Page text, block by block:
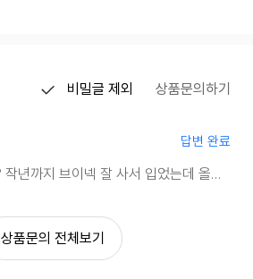
비밀글 제외 상품문의하기
답변 완료
브이넥은 안 나오나요? 작년까지 브이넥 잘 사서 입었는데 올해는 안 보이네요
상품문의 전체보기